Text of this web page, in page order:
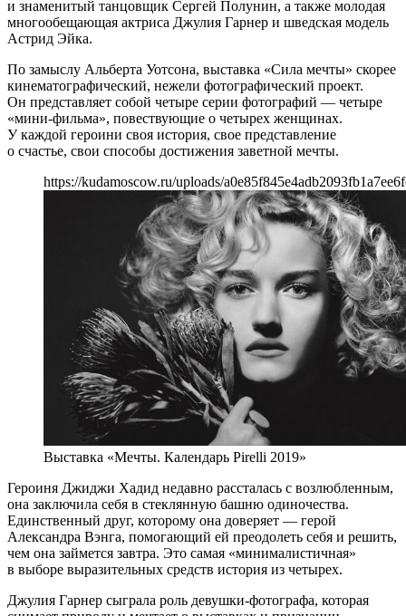
и знаменитый танцовщик Сергей Полунин, а также молодая
многообещающая актриса Джулия Гарнер и шведская модель
Астрид Эйка.
По замыслу Альберта Уотсона, выставка «Сила мечты» скорее
кинематографический, нежели фотографический проект.
Он представляет собой четыре серии фотографий — четыре
«мини-фильма», повествующие о четырех женщинах.
У каждой героини своя история, свое представление
о счастье, свои способы достижения заветной мечты.
https://kudamoscow.ru/uploads/
Выставка «Мечты. Календарь Pirelli 2019»
Героиня Джиджи Хадид недавно рассталась с возлюбленным,
она заключила себя в стеклянную башню одиночества.
Единственный друг, которому она доверяет — герой
Александра Вэнга, помогающий ей преодолеть себя и решить,
чем она займется завтра. Это самая «минималистичная»
в выборе выразительных средств история из четырех.
Джулия Гарнер сыграла роль девушки-фотографа, которая